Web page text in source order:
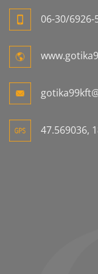
06-30/6926-
47.569036,